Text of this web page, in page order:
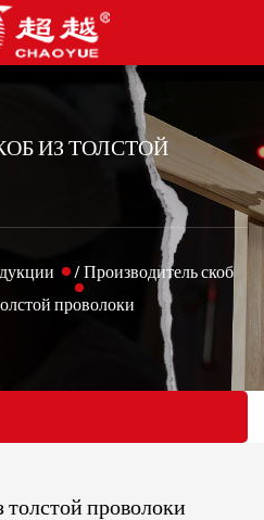
ИЗ ТОЛСТОЙ
/ Производитель скоб
проволоки
толстой проволоки